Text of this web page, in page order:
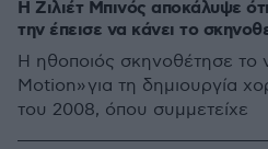
Η Ζιλιέτ Μπινός αποκάλυψε
την έπεισε να κάνει το
Η ηθοποιός σκηνοθέτησε το
Motion» για τη δημιουργία
του 2008, όπου συμμετείχε